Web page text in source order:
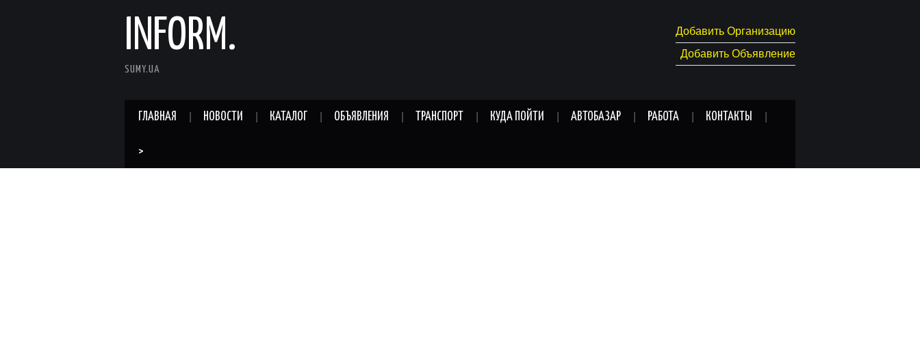
INFORM.
SUMY.UA
Добавить Организацию
Добавить Объявление
ГЛАВНАЯ НОВОСТИ КАТАЛОГ ОБЪЯВЛЕНИЯ ТРАНСПОРТ КУДА ПОЙТИ АВТОБАЗАР РАБОТА КОНТАКТЫ
>